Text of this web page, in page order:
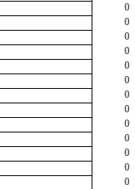
0
0
0
0
0
0
0
0
0
0
0
0
0